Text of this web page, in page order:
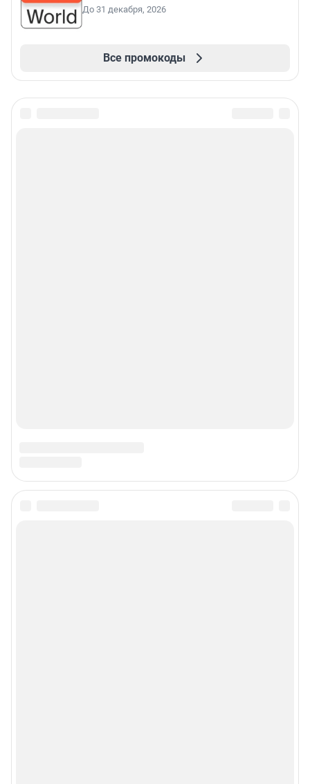
До 31 декабря, 2026
Все промокоды